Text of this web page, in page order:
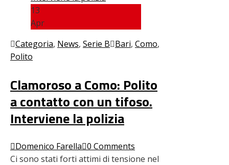
13
Apr
Categoria, News, Serie B Bari, Como,
Polito
Clamoroso a Como: Polito
a contatto con un tifoso.
Interviene la polizia
Domenico Farella 0 Comments
Ci sono stati forti attimi di tensione nel